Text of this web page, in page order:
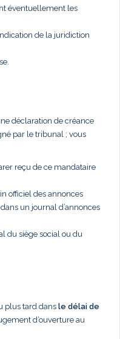
éventuellement les
de la juridiction
déclaration de créance
par le tribunal ; vous
reçu de ce mandataire
officiel des annonces
un journal d’annonces
du siège social ou du
plus tard dans le délai de
d’ouverture au